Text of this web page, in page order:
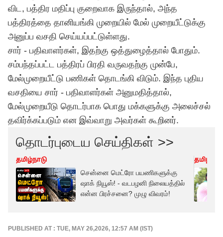
விட, பத்திர மதிப்பு குறைவாக இருந்தால், அந்த
பத்திரத்தை தானியங்கி முறையில் மேல் முறையீட்டுக்கு
அனுப்ப வசதி செய்யப்பட்டுள்ளது.
சார் - பதிவாளர்கள், இதற்கு ஒத்துழைத்தால் போதும்.
சம்பந்தப்பட்ட பத்திரப் பிரதி வருவதற்கு முன்பே,
மேல்முறையீட்டு பணிகள் தொடங்கி விடும். இந்த புதிய
வசதியை சார் - பதிவாளர்கள் அனுமதித்தால்,
மேல்முறையீடு தொடர்பாக பொது மக்களுக்கு அலைச்சல்
தவிர்க்கப்படும் என இவ்வாறு அவர்கள் கூறினர்.
தொடர்புடைய செய்திகள் >>
தமிழ்நாடு
சென்னை மெட்ரோ பயணிகளுக்கு
ஷாக் நியூஸ்! - வடபழனி நிலையத்தில்
என்ன பிரச்சனை? முழு விவரம்!
PUBLISHED AT : TUE, MAY 26,2026, 12:57 AM (IST)